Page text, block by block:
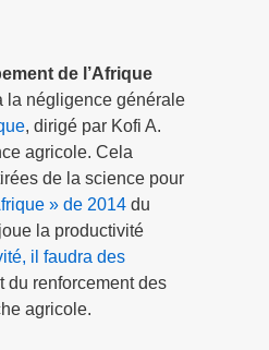
de l’Afrique
la négligence générale
, dirigé par Kofi A.
agricole. Cela
de la science pour
» de 2014 du
la productivité
il faudra des
du renforcement des
agricole.